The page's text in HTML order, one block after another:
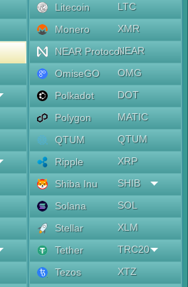
Litecoin
LTC
Monero
XMR
NEAR ProtocolNEAR
OmiseGO
OMG
Polkadot
DOT
Polygon
MATIC
QTUM
QTUM
Ripple
XRP
Shiba Inu
SHIB
Solana
SOL
Stellar
XLM
Tether
TRC20
Tezos
XTZ